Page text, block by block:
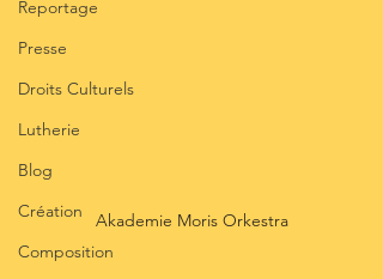
Reportage
Presse
Droits Culturels
Lutherie
Blog
Création
Composition
Akademie Moris Orkestra